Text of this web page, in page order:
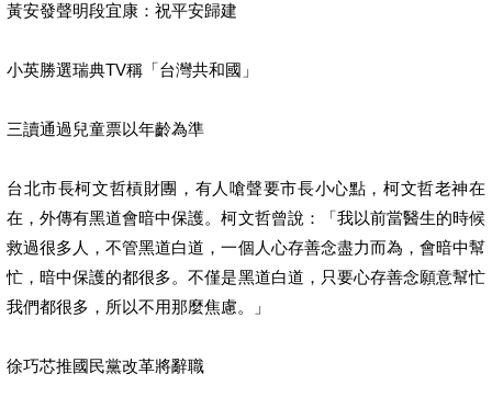
黃安發聲明段宜康：祝平安歸建
小英勝選瑞典TV稱「台灣共和國」
三讀通過兒童票以年齡為準
台北市長柯文哲槓財團，有人嗆聲要市長小心點，柯文哲老神在
在，外傳有黑道會暗中保護。柯文哲曾說：「我以前當醫生的時候
救過很多人，不管黑道白道，一個人心存善念盡力而為，會暗中幫
忙，暗中保護的都很多。不僅是黑道白道，只要心存善念願意幫忙
我們都很多，所以不用那麼焦慮。」
徐巧芯推國民黨改革將辭職